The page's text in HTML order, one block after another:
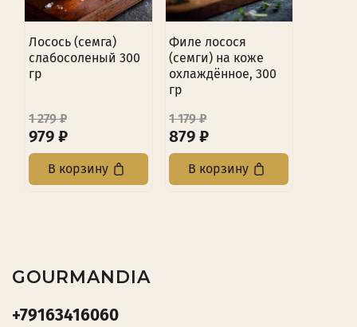
Лосось (семга)
слабосоленый 300
гр
1 279 ₽
979 ₽
В корзину
Филе лосося
(семги) на коже
охлаждённое, 300
гр
1 179 ₽
879 ₽
В корзину
+79163416060
GOURMANDIA